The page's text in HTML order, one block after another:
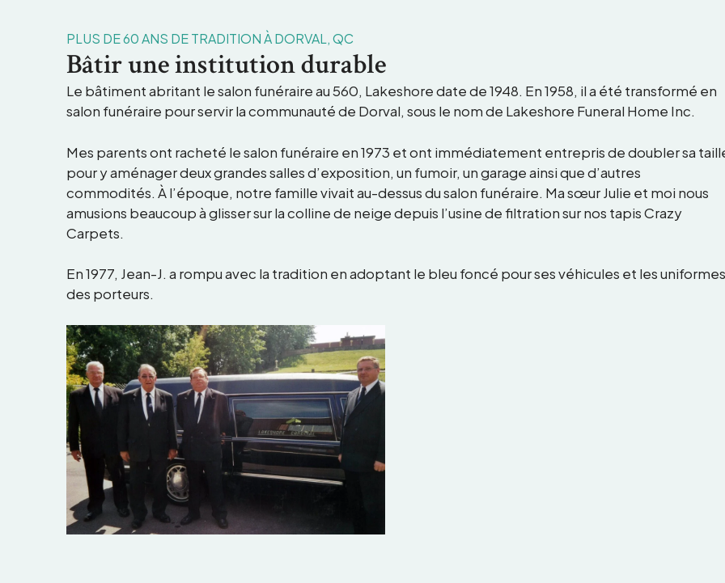
PLUS DE 60 ANS DE TRADITION À DORVAL, QC
Bâtir une institution durable
Le bâtiment abritant le salon funéraire au 560, Lakeshore date de 1948. En 1958, il a été transformé en
salon funéraire pour servir la communauté de Dorval, sous le nom de Lakeshore Funeral Home Inc.
Mes parents ont racheté le salon funéraire en 1973 et ont immédiatement entrepris de doubler sa
pour y aménager deux grandes salles d’exposition, un fumoir, un garage ainsi que d’autres
commodités. À l’époque, notre famille vivait au-dessus du salon funéraire. Ma sœur Julie et moi nous
amusions beaucoup à glisser sur la colline de neige depuis l’usine de filtration sur nos tapis Crazy
Carpets.
En 1977, Jean-J. a rompu avec la tradition en adoptant le bleu foncé pour ses véhicules et les uniformes
des porteurs.